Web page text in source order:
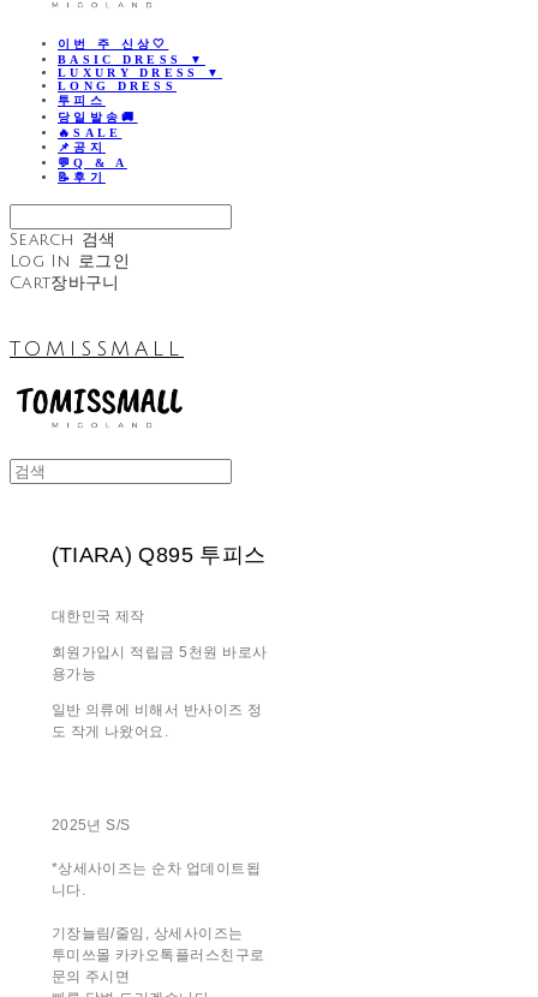
이번 주 신상🤍
BASIC DRESS ▼
LUXURY DRESS ▼
LONG DRESS
투피스
당일발송🚚
🔥SALE
📌공지
💬Q & A
📝후기
Search 검색
Log In 로그인
Cart장바구니
TOMISSMALL
(TIARA) Q895 투피스
대한민국 제작
회원가입시 적립금 5천원 바로사
용가능
일반 의류에 비해서 반사이즈 정
도 작게 나왔어요.
2025년 S/S
*상세사이즈는 순차 업데이트됩
니다.
기장늘림/줄임, 상세사이즈는
투미쓰몰 카카오톡플러스친구로
문의 주시면